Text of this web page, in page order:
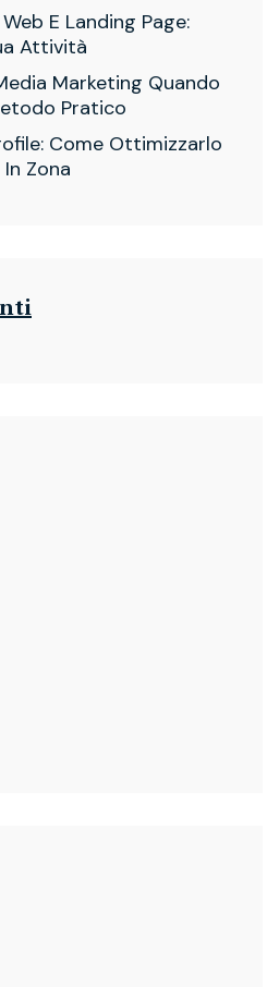
E Landing Page:
Attività
Marketing Quando
Pratico
Come Ottimizzarlo
Zona